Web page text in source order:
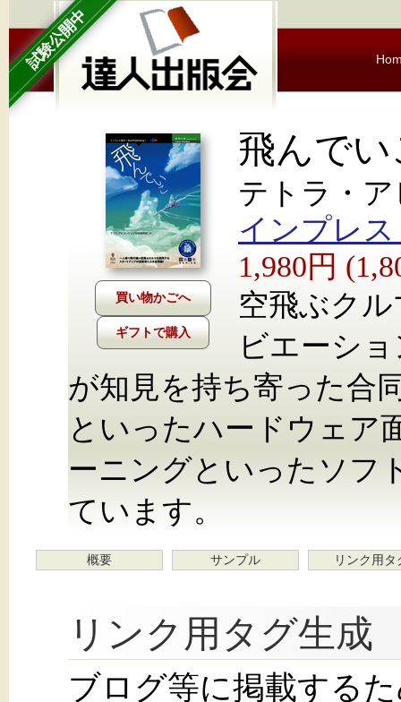
試験公開中
ギフトで購入
飛んでい
テトラ・
インプレス
1,980円
空飛ぶク
ビエーシ
が知見を持ち寄った合
といったハードウェア
ーニングといったソフ
ています。
概要 サンプル リンク用タ
リンク用タグ生成
ブログ等に掲載する